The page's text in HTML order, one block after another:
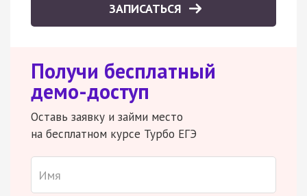
ЗАПИСАТЬСЯ
Получи бесплатный
демо-доступ
Оставь заявку и займи место
на бесплатном курсе Турбо ЕГЭ